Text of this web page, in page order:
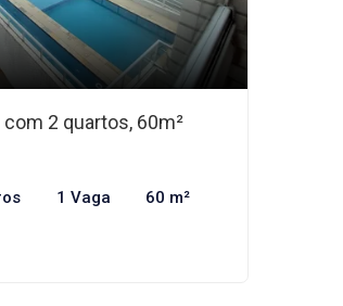
2 quartos, 60m²
1 Vaga 60 m²